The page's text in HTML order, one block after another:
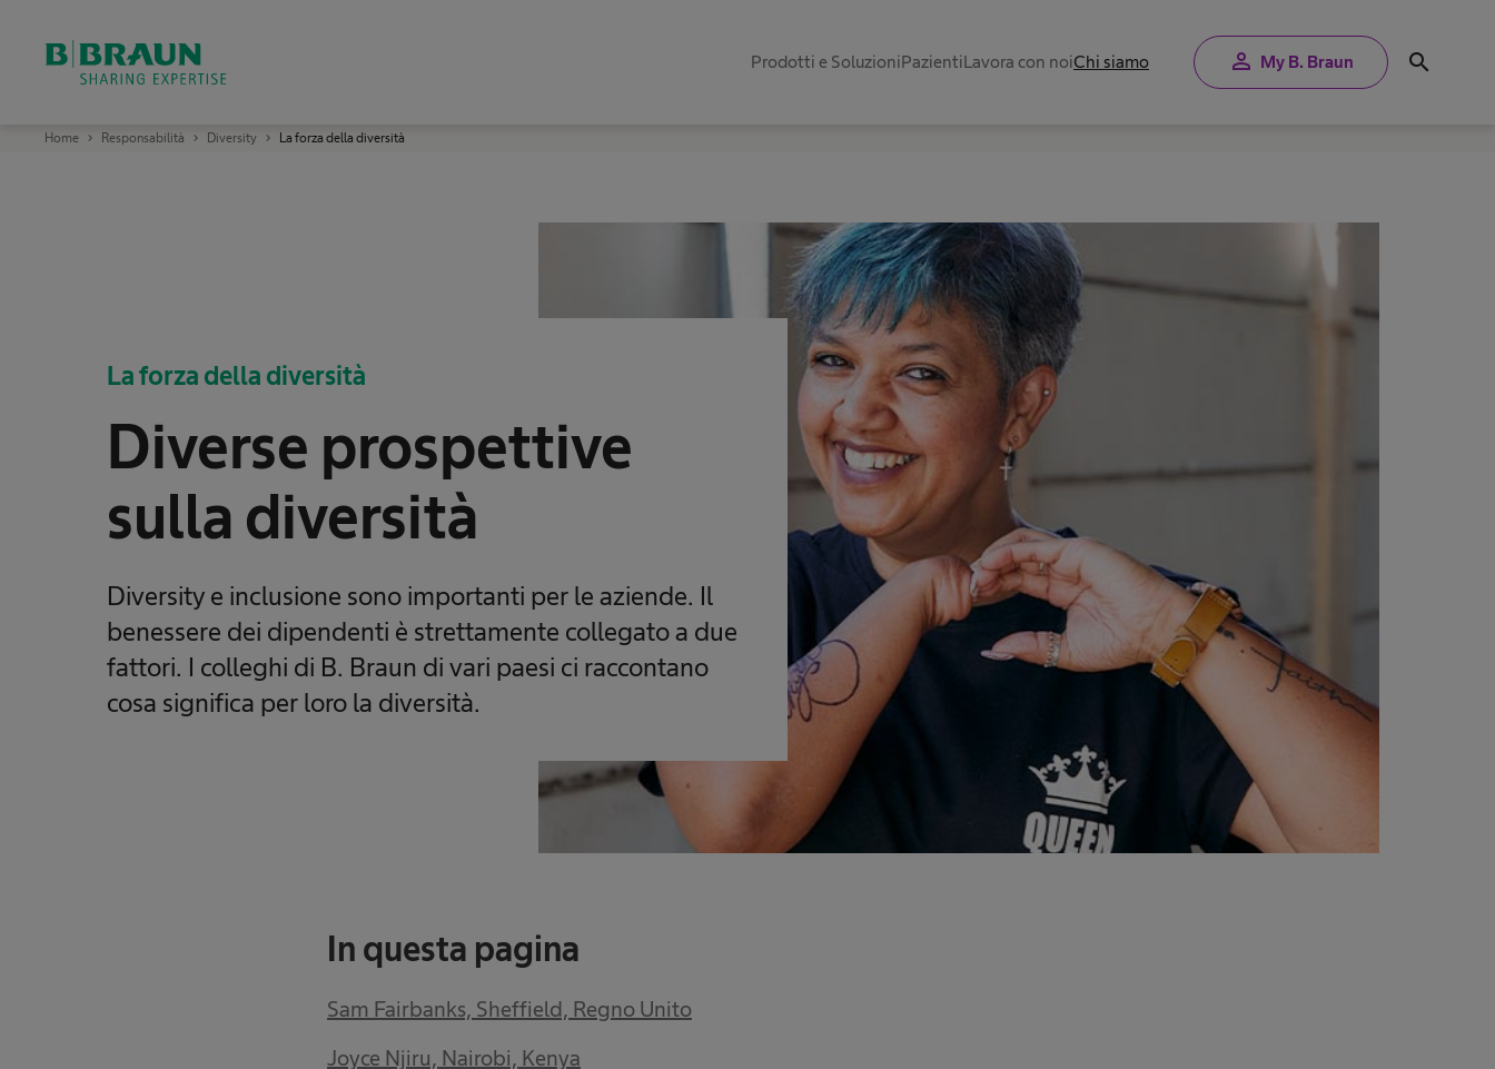
Prodotti e SoluzioniPazientiLavora con noiChi siamo person My B. Braun search
HomeB
Responsabilità Diversity La forza della diversità
La forza della diversità
Diverse prospettive
sulla diversità
Diversity e inclusione sono importanti per le aziende. Il
benessere dei dipendenti è strettamente collegato a due
fattori. I colleghi di B. Braun di vari paesi ci raccontano
cosa significa per loro la diversità.
In questa pagina
Sam Fairbanks, Sheffield, Regno Unito
Joyce Njiru, Nairobi, Kenya